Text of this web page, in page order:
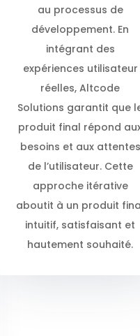
au processus de
développement. En
intégrant des
expériences utilisateur
réelles, Altcode
Solutions garantit que
produit final répond
besoins et aux attentes
de l’utilisateur. Cette
approche itérative
aboutit à un produit
intuitif, satisfaisant et
hautement souhaité.